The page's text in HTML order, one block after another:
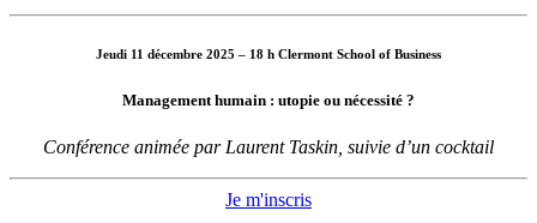
Jeudi 11 décembre 2025 – 18 h Clermont School of Business
Management humain : utopie ou nécessité ?
Conférence animée par Laurent Taskin, suivie d’un cocktail
Je m'inscris